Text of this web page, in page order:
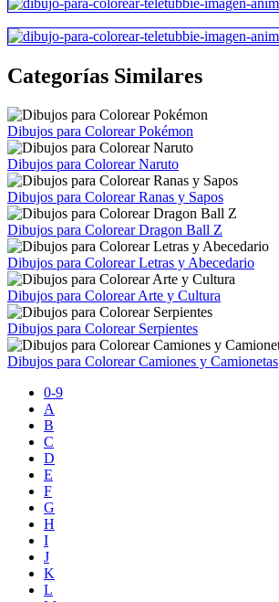
Categorías Similares
Dibujos para Colorear Pokémon
Dibujos para Colorear Naruto
Dibujos para Colorear Ranas y Sapos
Dibujos para Colorear Dragon Ball Z
Dibujos para Colorear Letras y Abecedario
Dibujos para Colorear Arte y Cultura
Dibujos para Colorear Serpientes
Dibujos para Colorear Camiones y Camionetas
0-9
A
B
C
D
E
F
G
H
I
J
K
L